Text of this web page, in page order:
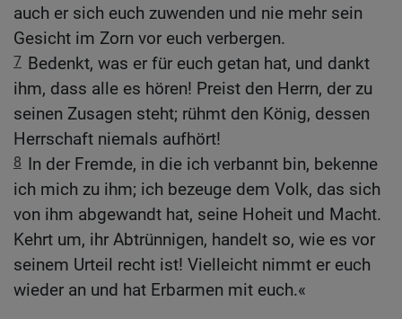
auch er sich euch zuwenden und nie mehr sein
Gesicht im Zorn vor euch verbergen.
7 Bedenkt, was er für euch getan hat, und dankt
ihm, dass alle es hören! Preist den Herrn, der zu
seinen Zusagen steht; rühmt den König, dessen
Herrschaft niemals aufhört!
8 In der Fremde, in die ich verbannt bin, bekenne
ich mich zu ihm; ich bezeuge dem Volk, das sich
von ihm abgewandt hat, seine Hoheit und Macht.
Kehrt um, ihr Abtrünnigen, handelt so, wie es vor
seinem Urteil recht ist! Vielleicht nimmt er euch
wieder an und hat Erbarmen mit euch.«